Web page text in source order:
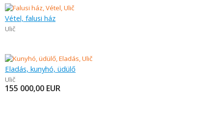
Vétel, falusi ház
Ulič
Eladás, kunyhó, üdülő
Ulič
155 000,00 EUR